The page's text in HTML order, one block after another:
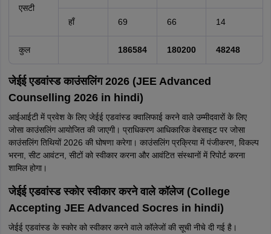
एसटी
हाँ 69 66 14
कुल 186584 180200 48248
जेईई एडवांस्ड काउंसलिंग 2026 (JEE Advanced
Counselling 2026 in hindi)
आईआईटी में प्रवेश के लिए जेईई एडवांस्ड क्वालिफाई करने वाले उम्मीदवारों के लिए
जोसा काउंसलिंग आयोजित की जाएगी। प्राधिकरण आधिकारिक वेबसाइट पर जोसा
काउंसलिंग तिथियों 2026 की घोषणा करेगा। काउंसलिंग प्रक्रिया में पंजीकरण, विकल्प
भरना, सीट आवंटन, सीटों को स्वीकार करना और आवंटित संस्थानों में रिपोर्ट करना
शामिल होगा।
जेईई एडवांस्ड स्कोर स्वीकार करने वाले कॉलेज (College
Accepting JEE Advanced Socres in hindi)
जेईई एडवांस्ड के स्कोर को स्वीकार करने वाले कॉलेजों की सूची नीचे दी गई है।